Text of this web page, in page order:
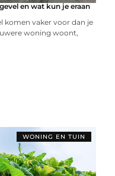
en wat kun je eraan
komen vaker voor dan je
woning woont,
WONING EN TUIN